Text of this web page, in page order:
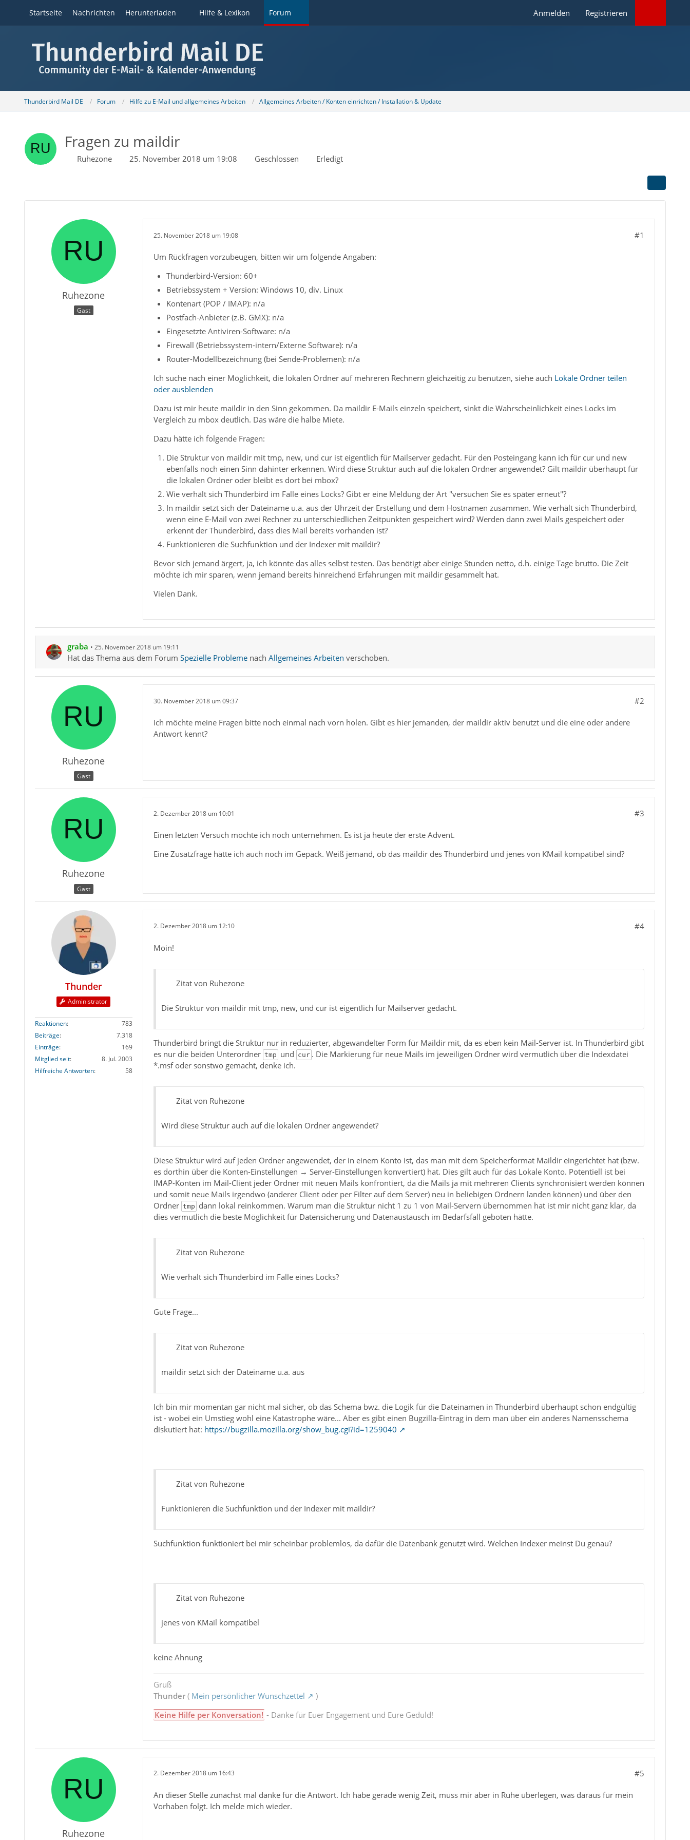
Startseite Nachrichten Herunterladen Hilfe & Lexikon Forum Anmelden Registrieren
Thunderbird Mail DE Forum Hilfe zu E-Mail und allgemeines Arbeiten Allgemeines Arbeiten / Konten einrichten / Installation & Update
Fragen zu maildir
Ruhezone 25. November 2018 um 19:08 Geschlossen Erledigt
Ruhezone
Gast
25. November 2018 um 19:08 #1
Um Rückfragen vorzubeugen, bitten wir um folgende Angaben:
Thunderbird-Version: 60+
Betriebssystem + Version: Windows 10, div. Linux
Kontenart (POP / IMAP): n/a
Postfach-Anbieter (z.B. GMX): n/a
Eingesetzte Antiviren-Software: n/a
Firewall (Betriebssystem-intern/Externe Software): n/a
Router-Modellbezeichnung (bei Sende-Problemen): n/a
Ich suche nach einer Möglichkeit, die lokalen Ordner auf mehreren Rechnern gleichzeitig zu benutzen, siehe auch Lokale Ordner teilen
oder ausblenden
Dazu ist mir heute maildir in den Sinn gekommen. Da maildir E-Mails einzeln speichert, sinkt die Wahrscheinlichkeit eines Locks im
Vergleich zu mbox deutlich. Das wäre die halbe Miete.
Dazu hätte ich folgende Fragen:
Die Struktur von maildir mit tmp, new, und cur ist eigentlich für Mailserver gedacht. Für den Posteingang kann ich für cur und new
ebenfalls noch einen Sinn dahinter erkennen. Wird diese Struktur auch auf die lokalen Ordner angewendet? Gilt maildir überhaupt für
die lokalen Ordner oder bleibt es dort bei mbox?
Wie verhält sich Thunderbird im Falle eines Locks? Gibt er eine Meldung der Art "versuchen Sie es später erneut"?
In maildir setzt sich der Dateiname u.a. aus der Uhrzeit der Erstellung und dem Hostnamen zusammen. Wie verhält sich Thunderbird,
wenn eine E-Mail von zwei Rechner zu unterschiedlichen Zeitpunkten gespeichert wird? Werden dann zwei Mails gespeichert oder
erkennt der Thunderbird, dass dies Mail bereits vorhanden ist?
Funktionieren die Suchfunktion und der Indexer mit maildir?
Bevor sich jemand ärgert, ja, ich könnte das alles selbst testen. Das benötigt aber einige Stunden netto, d.h. einige Tage brutto. Die Zeit
möchte ich mir sparen, wenn jemand bereits hinreichend Erfahrungen mit maildir gesammelt hat.
Vielen Dank.
graba 25. November 2018 um 19:11
Hat das Thema aus dem Forum Spezielle Problemenach Allgemeines Arbeiten verschoben.
Ruhezone
Gast
30. November 2018 um 09:37 #2
Ich möchte meine Fragen bitte noch einmal nach vorn holen. Gibt es hier jemanden, der maildir aktiv benutzt und die eine oder andere
Antwort kennt?
Ruhezone
Gast
2. Dezember 2018 um 10:01 #3
Einen letzten Versuch möchte ich noch unternehmen. Es ist ja heute der erste Advent.
Eine Zusatzfrage hätte ich auch noch im Gepäck. Weiß jemand, ob das maildir des Thunderbird und jenes von KMail kompatibel sind?
Thunder
Administrator
Reaktionen
783
Beiträge
7.318
Einträge
169
Mitglied seit
8. Jul. 2003
Hilfreiche Antworten
58
2. Dezember 2018 um 12:10 #4
Moin!
Zitat von Ruhezone
Die Struktur von maildir mit tmp, new, und cur ist eigentlich für Mailserver gedacht.
Thunderbird bringt die Struktur nur in reduzierter, abgewandelter Form für Maildir mit, da es eben kein Mail-Server ist. In Thunderbird gibt
es nur die beiden Unterordner tmp und cur . Die Markierung für neue Mails im jeweiligen Ordner wird vermutlich über die Indexdatei
*.msf oder sonstwo gemacht, denke ich.
Zitat von Ruhezone
Wird diese Struktur auch auf die lokalen Ordner angewendet?
Diese Struktur wird auf jeden Ordner angewendet, der in einem Konto ist, das man mit dem Speicherformat Maildir eingerichtet hat (bzw.
es dorthin über die Konten-Einstellungen → Server-Einstellungen konvertiert) hat. Dies gilt auch für das Lokale Konto. Potentiell ist bei
IMAP-Konten im Mail-Client jeder Ordner mit neuen Mails konfrontiert, da die Mails ja mit mehreren Clients synchronisiert werden können
und somit neue Mails irgendwo (anderer Client oder per Filter auf dem Server) neu in beliebigen Ordnern landen können) und über den
Ordner tmp dann lokal reinkommen. Warum man die Struktur nicht 1 zu 1 von Mail-Servern übernommen hat ist mir nicht ganz klar, da
dies vermutlich die beste Möglichkeit für Datensicherung und Datenaustausch im Bedarfsfall geboten hätte.
Zitat von Ruhezone
Wie verhält sich Thunderbird im Falle eines Locks?
Gute Frage...
Zitat von Ruhezone
maildir setzt sich der Dateiname u.a. aus
Ich bin mir momentan gar nicht mal sicher, ob das Schema bwz. die Logik für die Dateinamen in Thunderbird überhaupt schon endgültig
ist - wobei ein Umstieg wohl eine Katastrophe wäre... Aber es gibt einen Bugzilla-Eintrag in dem man über ein anderes Namensschema
diskutiert hat: https://bugzilla.mozilla.org/show_bug.cgi?id=1259040
Zitat von Ruhezone
Funktionieren die Suchfunktion und der Indexer mit maildir?
Suchfunktion funktioniert bei mir scheinbar problemlos, da dafür die Datenbank genutzt wird. Welchen Indexer meinst Du genau?
Zitat von Ruhezone
jenes von KMail kompatibel
keine Ahnung
Gruß
Thunder( Mein persönlicher Wunschzettel
)
Keine Hilfe per Konversation! - Danke für Euer Engagement und Eure Geduld!
Ruhezone
2. Dezember 2018 um 16:43 #5
An dieser Stelle zunächst mal danke für die Antwort. Ich habe gerade wenig Zeit, muss mir aber in Ruhe überlegen, was daraus für mein
Vorhaben folgt. Ich melde mich wieder.